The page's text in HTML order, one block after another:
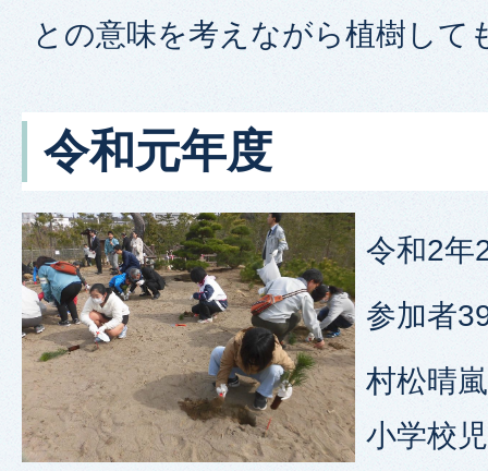
との意味を考えながら植樹して
令和元年度
令和2年
参加者
村松晴
小学校